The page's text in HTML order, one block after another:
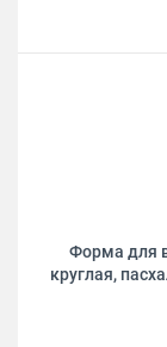
Форма для
круглая,